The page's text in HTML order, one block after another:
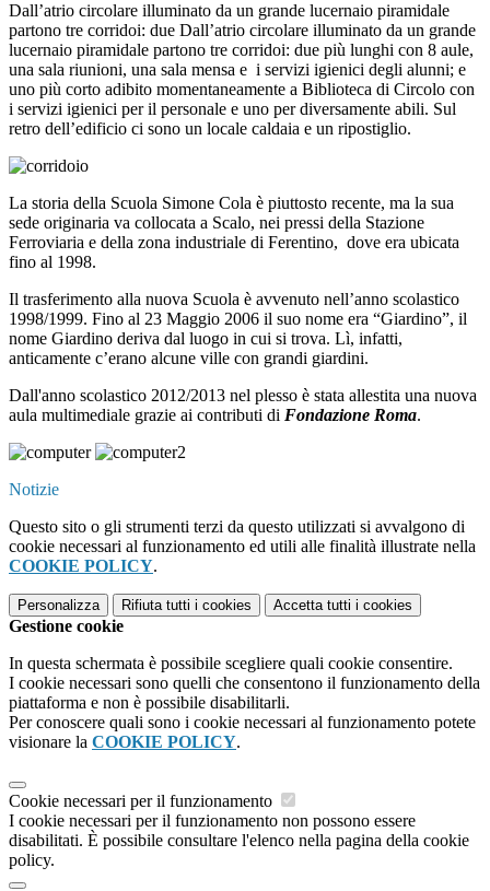
Dall’atrio circolare illuminato da un grande lucernaio piramidale
partono tre corridoi: due Dall’atrio circolare illuminato da un grande
lucernaio piramidale partono tre corridoi: due più lunghi con 8 aule,
una sala riunioni, una sala mensa e i servizi igienici degli alunni; e
uno più corto adibito momentaneamente a Biblioteca di Circolo con
i servizi igienici per il personale e uno per diversamente abili. Sul
retro dell’edificio ci sono un locale caldaia e un ripostiglio.
La storia della Scuola Simone Cola è piuttosto recente, ma la sua
sede originaria va collocata a Scalo, nei pressi della Stazione
Ferroviaria e della zona industriale di Ferentino, dove era ubicata
fino al 1998.
Il trasferimento alla nuova Scuola è avvenuto nell’anno scolastico
1998/1999. Fino al 23 Maggio 2006 il suo nome era “Giardino”, il
nome Giardino deriva dal luogo in cui si trova. Lì, infatti,
anticamente c’erano alcune ville con grandi giardini.
Dall'anno scolastico 2012/2013 nel plesso è stata allestita una nuova
aula multimediale grazie ai contributi di Fondazione Roma.
Notizie
Questo sito o gli strumenti terzi da questo utilizzati si avvalgono di
cookie necessari al funzionamento ed utili alle finalità illustrate nella
COOKIE POLICY.
Personalizza Rifiuta tutti i cookies Accetta tutti i cookies
Gestione cookie
In questa schermata è possibile scegliere quali cookie consentire.
I cookie necessari sono quelli che consentono il funzionamento della
piattaforma e non è possibile disabilitarli.
Per conoscere quali sono i cookie necessari al funzionamento potete
visionare la COOKIE POLICY.
Cookie necessari per il funzionamento
I cookie necessari per il funzionamento non possono essere
disabilitati. È possibile consultare l'elenco nella pagina della cookie
policy.